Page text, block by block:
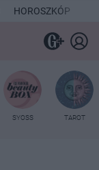
HOROSZKÓP
SYOSS TAROT